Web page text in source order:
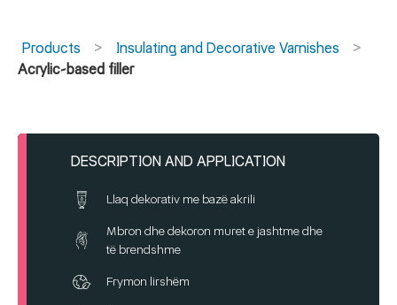
Products
Insulating and Decorative Varnishes
Acrylic-based filler
DESCRIPTION AND APPLICATION
Llaq dekorativ me bazë akrili
Mbron dhe dekoron muret e jashtme dhe
të brendshme
Frymon lirshëm